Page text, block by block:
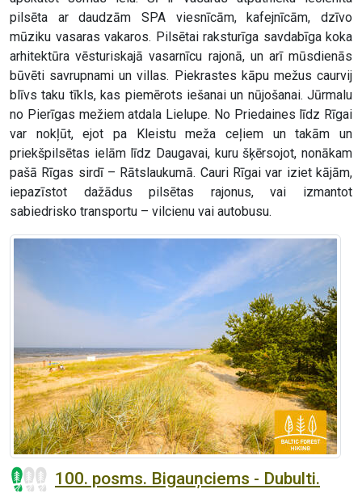
pilsēta ar daudzām SPA viesnīcām, kafejnīcām, dzīvo
mūziku vasaras vakaros. Pilsētai raksturīga savdabīga koka
arhitektūra vēsturiskajā vasarnīcu rajonā, un arī mūsdienās
būvēti savrupnami un villas. Piekrastes kāpu mežus caurvij
blīvs taku tīkls, kas piemērots iešanai un nūjošanai. Jūrmalu
no Pierīgas mežiem atdala Lielupe. No Priedaines līdz Rīgai
var nokļūt, ejot pa Kleistu meža ceļiem un takām un
priekšpilsētas ielām līdz Daugavai, kuru šķērsojot, nonākam
pašā Rīgas sirdī – Rātslaukumā. Cauri Rīgai var iziet kājām,
iepazīstot dažādus pilsētas rajonus, vai izmantot
sabiedrisko transportu – vilcienu vai autobusu.
100. posms. Bigauņciems - Dubulti.